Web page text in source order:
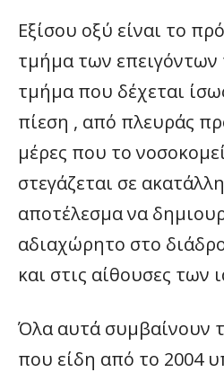
Εξίσου οξύ είναι το
τμήμα των επειγόντων
τμήμα που δέχεται
πίεση , από πλευράς
μέρες που το
στεγάζεται σε
αποτέλεσμα να
αδιαχώρητο στο
και στις αίθουσες των
Όλα αυτά συμβαίνουν
που είδη από το 2004